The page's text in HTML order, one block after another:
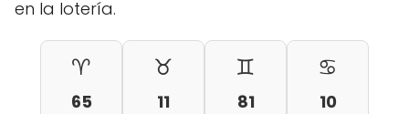
en la lotería.
♈
65
♉
11
♊
81
♋
10